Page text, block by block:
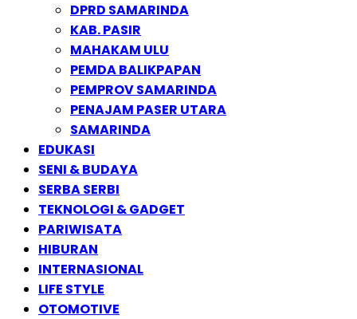
DPRD SAMARINDA
KAB. PASIR
MAHAKAM ULU
PEMDA BALIKPAPAN
PEMPROV SAMARINDA
PENAJAM PASER UTARA
SAMARINDA
EDUKASI
SENI & BUDAYA
SERBA SERBI
TEKNOLOGI & GADGET
PARIWISATA
HIBURAN
INTERNASIONAL
LIFE STYLE
OTOMOTIVE